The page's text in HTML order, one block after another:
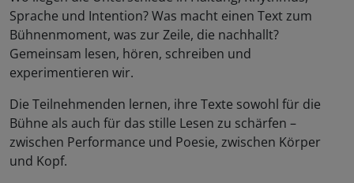
Sprache und Intention? Was macht einen Text zum
Bühnenmoment, was zur Zeile, die nachhallt?
Gemeinsam lesen, hören, schreiben und
experimentieren wir.
Die Teilnehmenden lernen, ihre Texte sowohl für die
Bühne als auch für das stille Lesen zu schärfen –
zwischen Performance und Poesie, zwischen Körper
und Kopf.